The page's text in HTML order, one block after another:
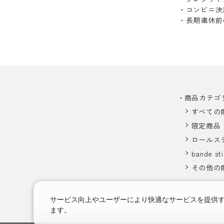
・コンビニ
・長期連休
商品カテゴ
すべての
限定商品
ロールス
bande
その他の
サービス向上やユーザーにより快適なサービスを提供
ます。